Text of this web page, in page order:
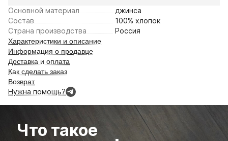
Основной материал
джинса
Состав
100% хлопок
Страна производства
Россия
Характеристики и описание
Информация о продавце
Доставка и оплата
Как сделать заказ
Возврат
Нужна помощь?
Что такое